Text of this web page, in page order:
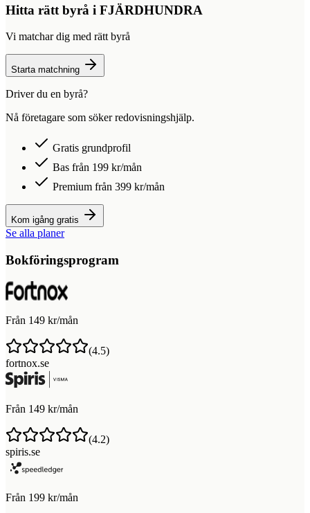
Hitta rätt byrå i FJÄRDHUNDRA
Vi matchar dig med rätt byrå
Starta matchning
Driver du en byrå?
Nå företagare som söker redovisningshjälp.
Gratis grundprofil
Bas från 199 kr/mån
Premium från 399 kr/mån
Kom igång gratis
Se alla planer
Bokföringsprogram
Från 149 kr/mån
(4.5)
fortnox.se
Från 149 kr/mån
(4.2)
spiris.se
Från 199 kr/mån